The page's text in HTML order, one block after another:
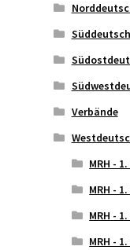
Verbände
MRH -
MRH -
MRH -
MRH -